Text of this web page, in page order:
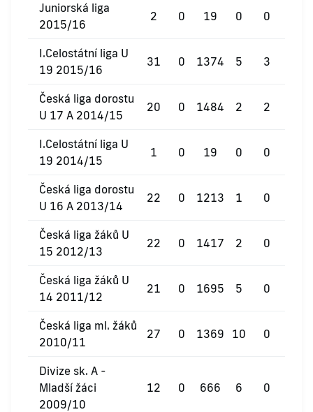
Juniorská liga
2015/16
2 0 19 0 0
I.Celostátní liga U
19 2015/16
31 0 1374 5 3
Česká liga dorostu
U 17 A 2014/15
20 0 1484 2 2
I.Celostátní liga U
19 2014/15
1 0 19 0 0
Česká liga dorostu
U 16 A 2013/14
22 0 1213 1 0
Česká liga žáků U
15 2012/13
22 0 1417 2 0
Česká liga žáků U
14 2011/12
21 0 1695 5 0
Česká liga ml. žáků
2010/11
27 0 1369 10 0
Divize sk. A -
Mladší žáci
2009/10
12 0 666 6 0